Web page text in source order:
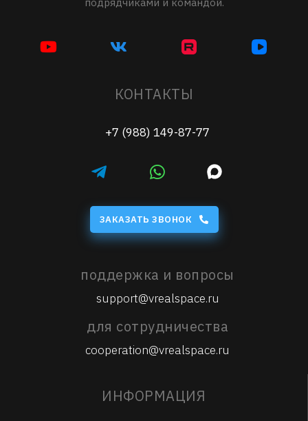
КОНТАКТЫ
+7 (988) 149-87-77
ЗАКАЗАТЬ ЗВОНОК
поддержка и вопросы
support@vrealspace.ru
для сотрудничества
cooperation@vrealspace.ru
ИНФОРМАЦИЯ